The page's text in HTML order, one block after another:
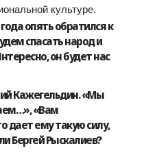
культуре.
опять обратился к
спасать народ и
он будет нас
Кажегельдин. «Мы
«Вам
дает ему такую силу,
Бергей Рыскалиев?